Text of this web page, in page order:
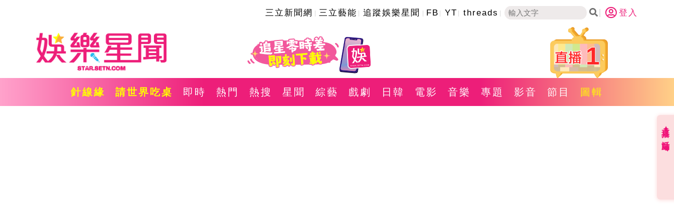
三立新聞網 三立藝能 追蹤娛樂星聞 FB YT threads 登入
1
針線緣 請世界吃桌 即時 熱門 熱搜 星聞 綜藝 戲劇 日韓 電影 音樂 專題 影音 節目 圖輯
直播✦活動